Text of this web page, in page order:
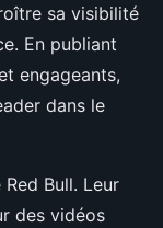
sa visibilité
En publiant
engageants,
dans le
Bull. Leur
des vidéos